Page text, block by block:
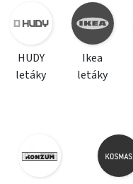
HUDY
letáky
Ikea
letáky